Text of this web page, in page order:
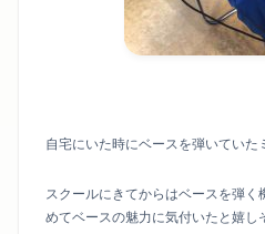
自宅にいた時にベースを弾いていた
スクールにきてからはベースを弾
めてベースの魅力に気付いたと嬉し